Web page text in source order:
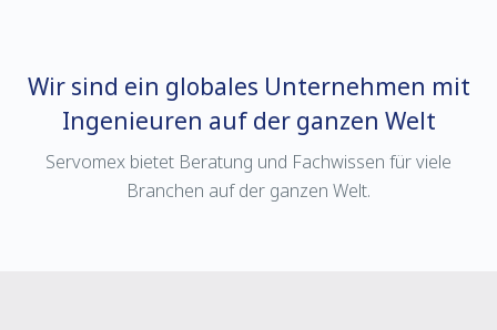
Wir sind ein globales Unternehmen mit
Ingenieuren auf der ganzen Welt
Servomex bietet Beratung und Fachwissen für viele
Branchen auf der ganzen Welt.